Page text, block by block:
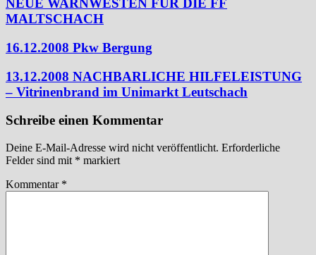
NEUE WARNWESTEN FÜR DIE FF
MALTSCHACH
16.12.2008 Pkw Bergung
13.12.2008 NACHBARLICHE HILFELEISTUNG
– Vitrinenbrand im Unimarkt Leutschach
Schreibe einen Kommentar
Deine E-Mail-Adresse wird nicht veröffentlicht. Erforderliche
Felder sind mit * markiert
Kommentar *